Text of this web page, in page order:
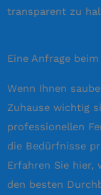
transparent zu
Eine Anfrage
Wenn Ihnen
Zuhause wichtig
professionellen
die Bedürfnisse
Erfahren Sie hier,
den besten